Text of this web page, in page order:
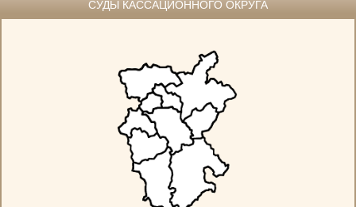
СУДЫ КАССАЦИОННОГО ОКРУГА